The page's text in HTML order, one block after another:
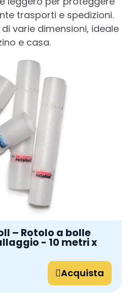
trasporti e spedizioni.
varie dimensioni, ideale
e casa.
– Rotolo a bolle
- 10 metri x
Acquista